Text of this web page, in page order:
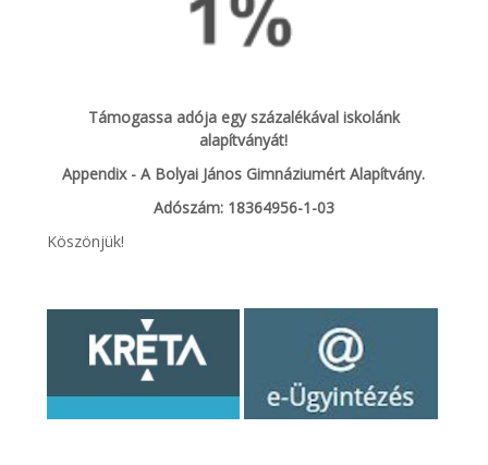
Támogassa adója egy százalékával iskolánk
alapítványát!
Appendix - A Bolyai János Gimnáziumért Alapítvány.
Adószám: 18364956-1-03
Köszönjük!